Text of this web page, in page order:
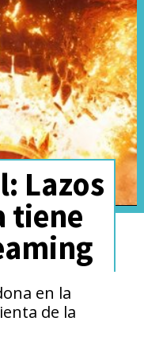
de julio.
Skydance
se titulará
Two"
Dos)
,
una
de los
Mortal
no se ha
Lazos
tiene
en la
de la